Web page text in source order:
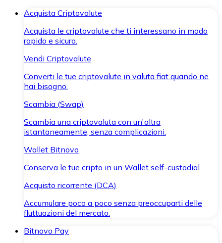
Acquista Criptovalute
Acquista le criptovalute che ti interessano in modo
rapido e sicuro.
Vendi Criptovalute
Converti le tue criptovalute in valuta fiat quando ne
hai bisogno.
Scambia (Swap)
Scambia una criptovaluta con un'altra
istantaneamente, senza complicazioni.
Wallet Bitnovo
Conserva le tue cripto in un Wallet self-custodial.
Acquisto ricorrente (DCA)
Accumulare poco a poco senza preoccuparti delle
fluttuazioni del mercato.
Bitnovo Pay